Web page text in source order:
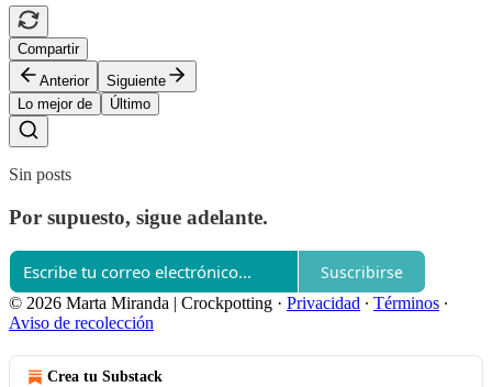
Compartir
Anterior
Siguiente
Lo mejor de
Último
Sin posts
Por supuesto, sigue adelante.
Suscribirse
© 2026 Marta Miranda | Crockpotting · Privacidad ∙ Términos ∙
Aviso de recolección
Crea tu Substack